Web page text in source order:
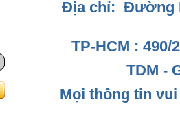
Địa chỉ: Đường
TP-HCM : 490/
TDM -
Mọi thông tin